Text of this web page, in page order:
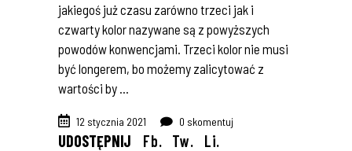
jakiegoś już czasu zarówno trzeci jak i
czwarty kolor nazywane są z powyższych
powodów konwencjami. Trzeci kolor nie musi
być longerem, bo możemy zalicytować z
wartości by
12 stycznia 2021 0 skomentuj
UDOSTĘPNIJ Fb. Tw. Li.